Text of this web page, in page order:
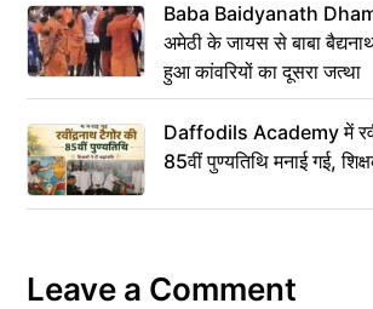
Baba Baidyanath
अमेठी के जायस से बाबा
हुआ कांवरियों का दूसरा जत्था
Daffodils Academy में
85वीं पुण्यतिथि मनाई गई,
Leave a Comment